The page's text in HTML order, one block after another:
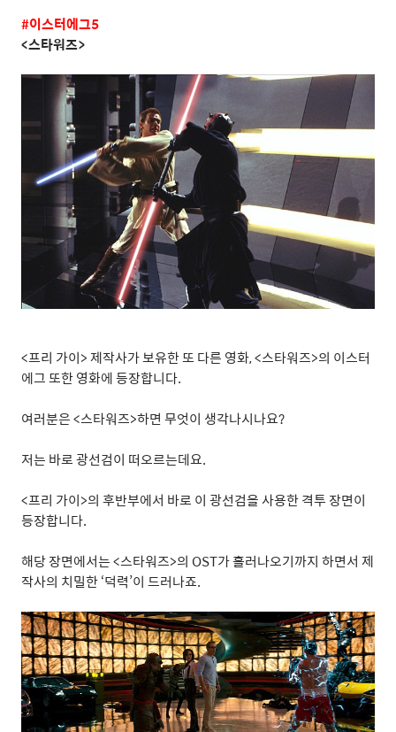
#이스터에그5
<스타워즈>
<프리 가이>제작사가 보유한 또 다른 영화, <스타워즈>의 이스터
에그 또한 영화에 등장합니다.
여러분은<스타워즈>하면 무엇이 생각나시나요?
저는 바로 광선검이 떠오르는데요.
<프리 가이>의 후반부에서 바로 이 광선검을 사용한 격투 장면이
등장합니다.
해당 장면에서는<스타워즈>의 OST가 흘러나오기까지 하면서 제
작사의 치밀한‘덕력’이 드러나죠.